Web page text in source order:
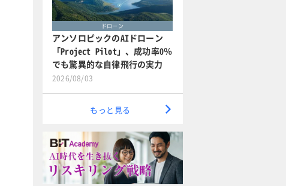
ドローン
アンソロピックのAIドローン
「Project Pilot」、成功率0％
でも驚異的な自律飛行の実力
2026/08/03
もっと見る